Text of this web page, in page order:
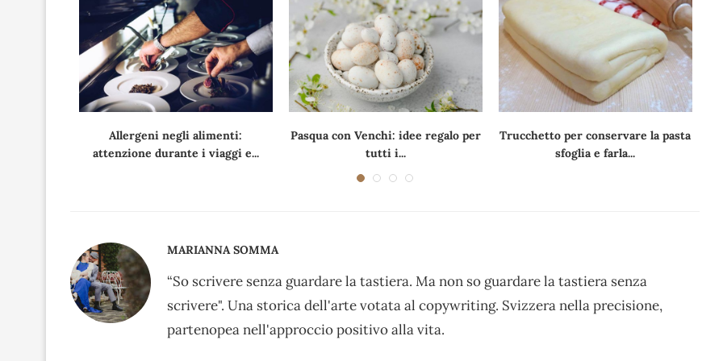
Allergeni negli alimenti:
attenzione durante i viaggi e...
Pasqua con Venchi: idee regalo per
tutti i...
Trucchetto per conservare la pasta
sfoglia e farla...
MARIANNA SOMMA
“So scrivere senza guardare la tastiera. Ma non so guardare la tastiera senza
scrivere". Una storica dell'arte votata al copywriting. Svizzera nella precisione,
partenopea nell'approccio positivo alla vita.